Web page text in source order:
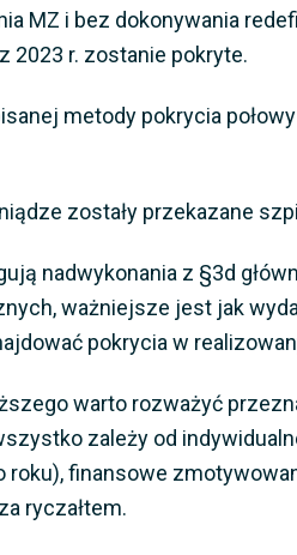
MZ i bez dokonywania
2023 r. zostanie pokryte.
metody pokrycia
zostały przekazane
nadwykonania z §3d
ważniejsze jest jak
pokrycia w
warto rozważyć
zależy od
roku), finansowe
ryczałtem.